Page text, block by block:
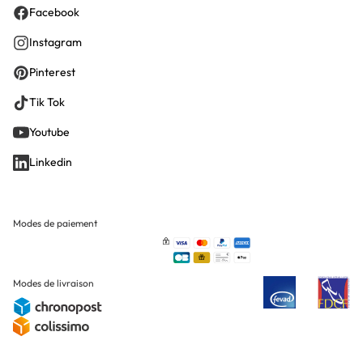
Facebook
Instagram
Pinterest
Tik Tok
Youtube
Linkedin
Modes de paiement
Modes de livraison